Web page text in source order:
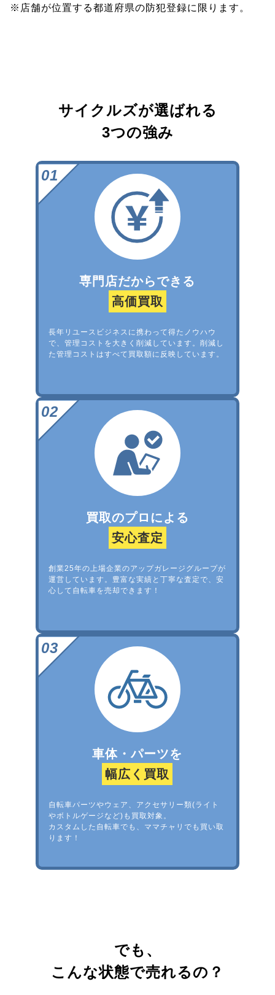
※店舗が位置する都道府県の防犯登録に限ります。
サイクルズが選ばれる
3つの強み
専門店だからできる
高価買取
長年リユースビジネスに携わって得たノウハウ
で、管理コストを大きく削減しています。削減し
た管理コストはすべて買取額に反映しています。
買取のプロによる
安心査定
創業25年の上場企業のアップガレージグループが
運営しています。豊富な実績と丁寧な査定で、安
心して自転車を売却できます！
車体・パーツを
幅広く買取
自転車パーツやウェア、アクセサリー類(ライト
やボトルゲージなど)も買取対象。
カスタムした自転車でも、ママチャリでも買い取
ります！
でも、
こんな状態で売れるの？